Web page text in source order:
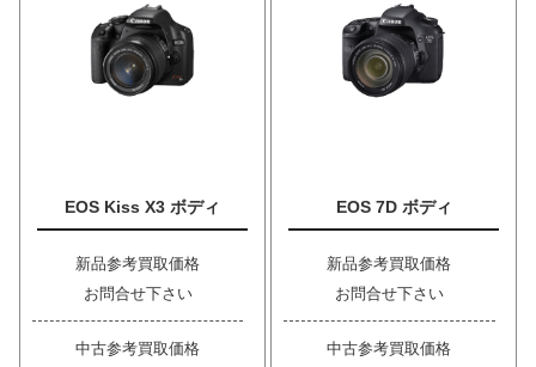
EOS Kiss X3 ボディ
新品参考買取価格
お問合せ下さい
中古参考買取価格
EOS 7D ボディ
新品参考買取価格
お問合せ下さい
中古参考買取価格